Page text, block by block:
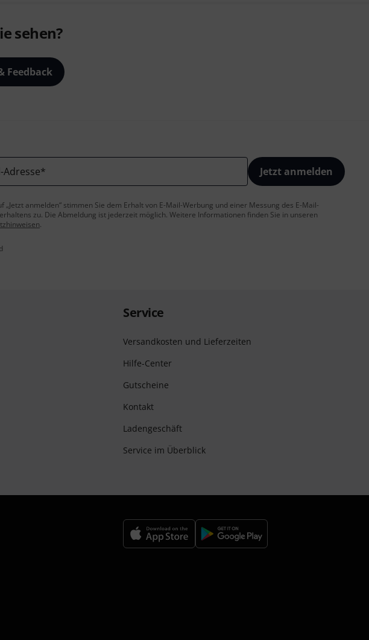
sehen?
Feedback
Adresse* Jetzt anmelden
„Jetzt anmelden“ stimmen Sie dem Erhalt von E-Mail-Werbung und einer Messung des E-Mail-
zu. Die Abmeldung ist jederzeit möglich. Weitere Informationen finden Sie in unseren
.
Service
Versandkosten und Lieferzeiten
Hilfe-Center
Gutscheine
Kontakt
Ladengeschäft
Service im Überblick